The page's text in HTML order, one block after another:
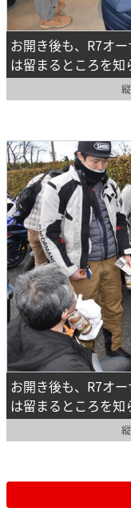
お開き後も、R7オ
は留まるところを知
お開き後も、R7オ
は留まるところを知